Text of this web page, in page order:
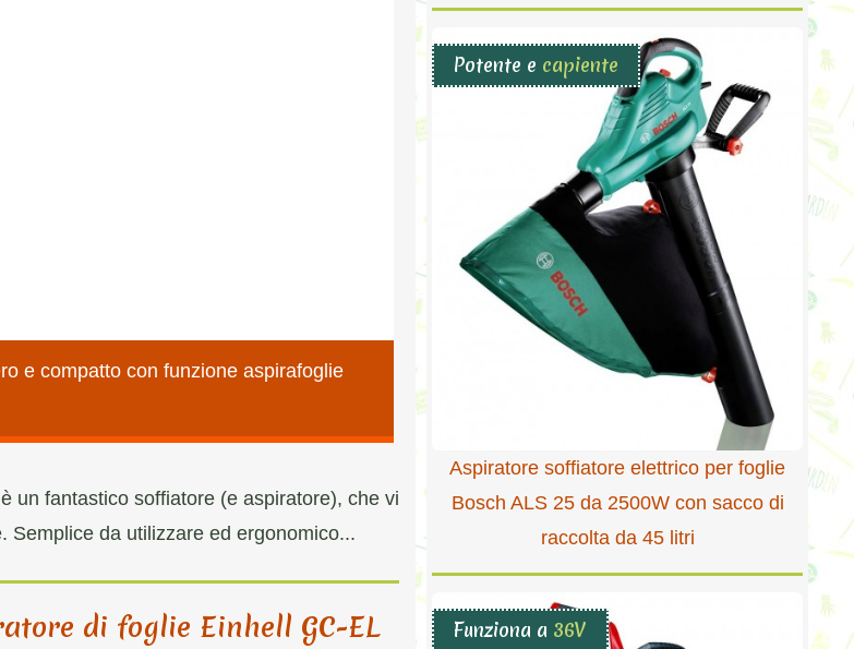
e compatto con funzione aspirafoglie
un fantastico soffiatore (e aspiratore), che vi
Semplice da utilizzare ed ergonomico...
di foglie Einhell GC-EL
Potente e capiente
Aspiratore soffiatore elettrico per foglie
Bosch ALS 25 da 2500W con sacco di
raccolta da 45 litri
Funziona a 36V